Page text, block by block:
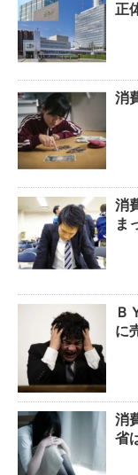
正
消
消
ま
Ｂ
に
消
省